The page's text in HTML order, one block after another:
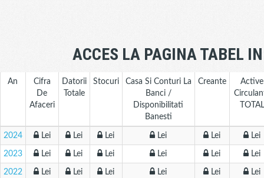
ACCES LA PAGINA TABEL
An
Cifra
De
Afaceri
Datorii
Totale
Stocuri
Casa Si Conturi La
Banci /
Disponibilitati
Banesti
Creante
Active
TOTAL
2024 Lei Lei Lei Lei Lei Lei
2023 Lei Lei Lei Lei Lei Lei
2022 Lei Lei Lei Lei Lei Lei